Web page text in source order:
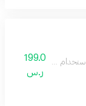
من نتيجة تنعيم ولف الشعر مع ميزة الهواء البارد لتسريع عملية التصفيف وحماية الشعر
199.0
ر.س